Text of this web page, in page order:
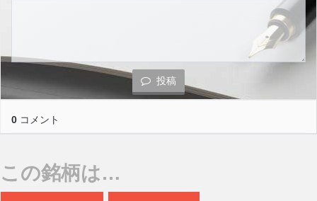
投稿
0 コメント
この銘柄は…